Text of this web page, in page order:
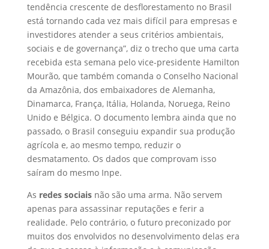
tendência crescente de desflorestamento no Brasil
está tornando cada vez mais difícil para empresas e
investidores atender a seus critérios ambientais,
sociais e de governança”, diz o trecho que uma carta
recebida esta semana pelo vice-presidente Hamilton
Mourão, que também comanda o Conselho Nacional
da Amazônia, dos embaixadores de Alemanha,
Dinamarca, França, Itália, Holanda, Noruega, Reino
Unido e Bélgica. O documento lembra ainda que no
passado, o Brasil conseguiu expandir sua produção
agrícola e, ao mesmo tempo, reduzir o
desmatamento. Os dados que comprovam isso
saíram do mesmo Inpe.
As redes sociaisnão são uma arma. Não servem
apenas para assassinar reputações e ferir a
realidade. Pelo contrário, o futuro preconizado por
muitos dos envolvidos no desenvolvimento delas era